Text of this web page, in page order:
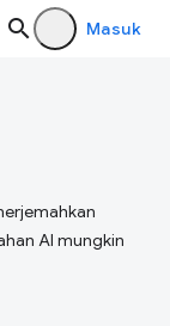
Masuk
AI mungkin